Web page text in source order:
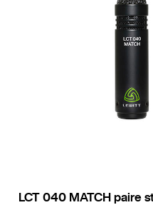
LCT 040 MATCH paire